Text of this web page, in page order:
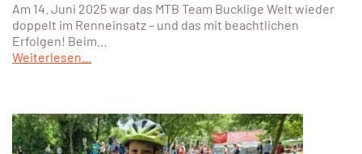
Am 14. Juni 2025 war das MTB Team Bucklige Welt wieder
doppelt im Renneinsatz – und das mit beachtlichen
Erfolgen! Beim…
Weiterlesen...